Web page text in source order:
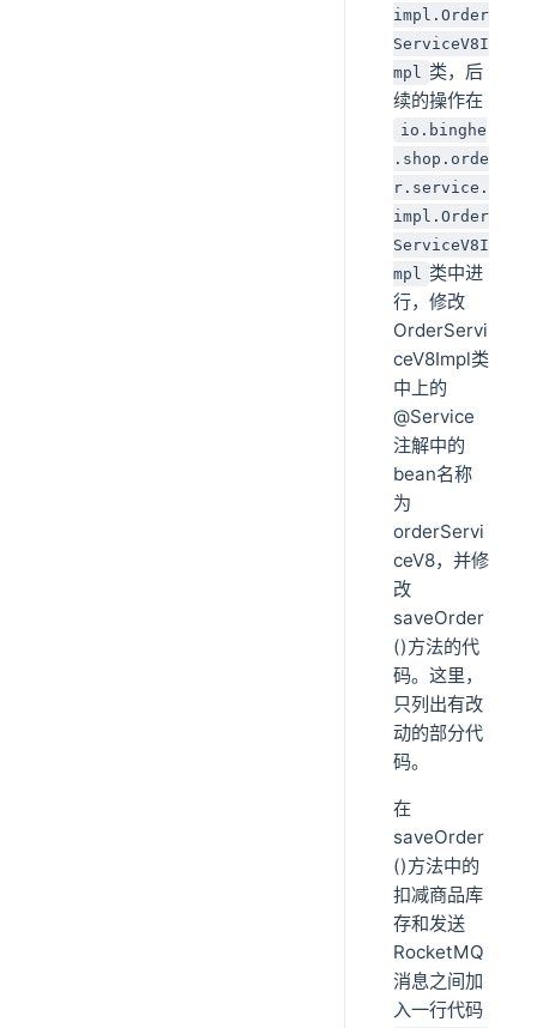
impl.Order
ServiceV8I
mpl
类，后
续的操作在
io.binghe
.shop.orde
r.service.
impl.Order
ServiceV8I
mpl
类中进
行，修改
OrderServi
ceV8Impl类
中上的
@Service
注解中的
bean名称
为
orderServi
ceV8，并修
改
saveOrder
()方法的代
码。这里，
只列出有改
动的部分代
码。
在
saveOrder
()方法中的
扣减商品库
存和发送
RocketMQ
消息之间加
入一行代码